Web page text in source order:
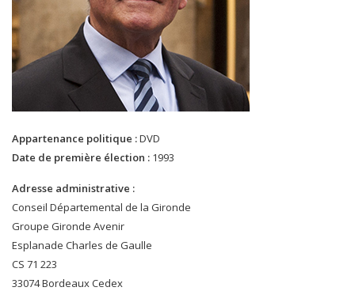
Appartenance politique :DVD
Date de première élection : 1993
Adresse administrative :
Conseil Départemental de la Gironde
Groupe Gironde Avenir
Esplanade Charles de Gaulle
CS 71 223
33074 Bordeaux Cedex